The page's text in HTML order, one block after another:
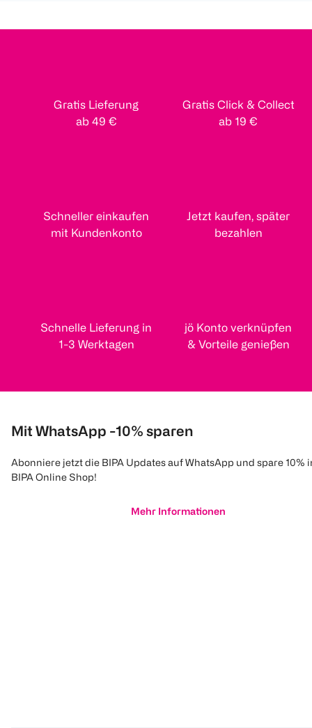
Gratis Lieferung
ab 49 €
Gratis Click & Collect
ab 19 €
Schneller einkaufen
mit Kundenkonto
Jetzt kaufen, später
bezahlen
Schnelle Lieferung in
1-3 Werktagen
jö Konto verknüpfen
& Vorteile genießen
Mit WhatsApp -10% sparen
Abonniere jetzt die BIPA Updates auf WhatsApp und spare 10%
BIPA Online Shop!
Mehr Informationen